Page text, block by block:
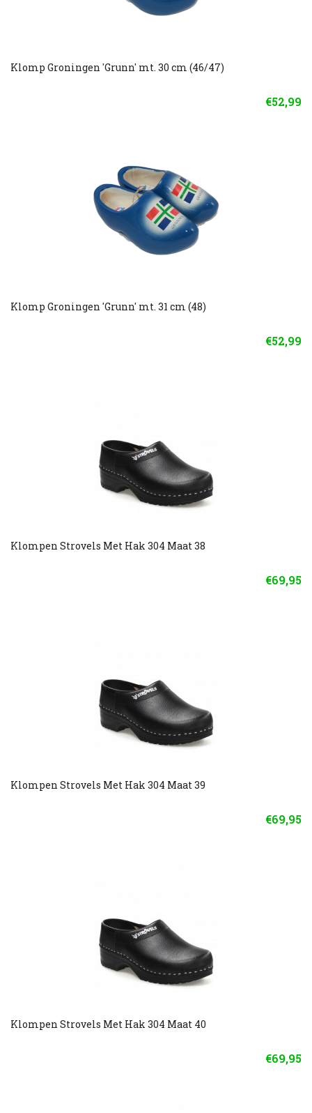
Klomp Groningen 'Grunn' mt. 30 cm (46/47)
€52,99
Klomp Groningen 'Grunn' mt. 31 cm (48)
€52,99
Klompen Strovels Met Hak 304 Maat 38
€69,95
Klompen Strovels Met Hak 304 Maat 39
€69,95
Klompen Strovels Met Hak 304 Maat 40
€69,95